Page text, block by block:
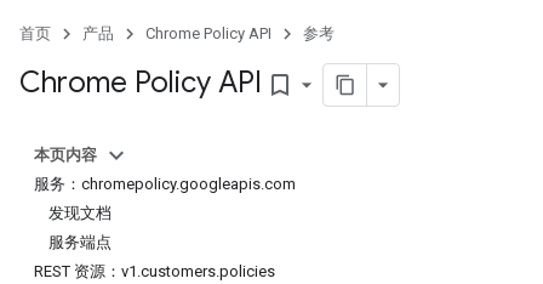
首页 产品 Chrome Policy API 参考
Chrome Policy API bookmark_border
本页内容
服务：chromepolicy.googleapis.com
发现文档
服务端点
REST 资源：v1.customers.policies